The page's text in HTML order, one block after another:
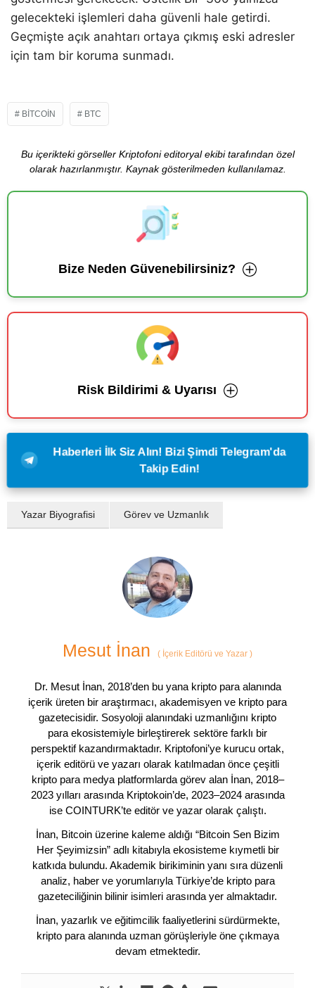
gelecekteki işlemleri daha güvenli hale getirdi.
Geçmişte açık anahtarı ortaya çıkmış eski adresler
için tam bir koruma sunmadı.
BITCOIN BTC
Bu içerikteki görseller Kriptofoni editoryal ekibi tarafından özel
olarak hazırlanmıştır. Kaynak gösterilmeden kullanılamaz.
Bize Neden Güvenebilirsiniz?
Risk Bildirimi & Uyarısı
Haberleri İlk Siz Alın! Bizi Şimdi Telegram'da
Takip Edin!
Yazar Biyografisi Görev ve Uzmanlık
Mesut İnan ( İçerik Editörü ve Yazar )
Dr. Mesut İnan, 2018’den bu yana kripto para alanında
içerik üreten bir araştırmacı, akademisyen ve kripto para
gazetecisidir. Sosyoloji alanındaki uzmanlığını kripto
para ekosistemiyle birleştirerek sektöre farklı bir
perspektif kazandırmaktadır. Kriptofoni’ye kurucu ortak,
içerik editörü ve yazarı olarak katılmadan önce çeşitli
kripto para medya platformlarda görev alan İnan, 2018–
2023 yılları arasında Kriptokoin’de, 2023–2024 arasında
ise COINTURK’te editör ve yazar olarak çalıştı.
İnan, Bitcoin üzerine kaleme aldığı “Bitcoin Sen Bizim
Her Şeyimizsin” adlı kitabıyla ekosisteme kıymetli bir
katkıda bulundu. Akademik birikiminin yanı sıra düzenli
analiz, haber ve yorumlarıyla Türkiye’de kripto para
gazeteciliğinin bilinir isimleri arasında yer almaktadır.
İnan, yazarlık ve eğitimcilik faaliyetlerini sürdürmekte,
kripto para alanında uzman görüşleriyle öne çıkmaya
devam etmektedir.